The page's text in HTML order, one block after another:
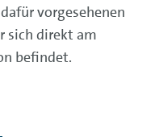
vorgesehenen
sich direkt am
befindet.